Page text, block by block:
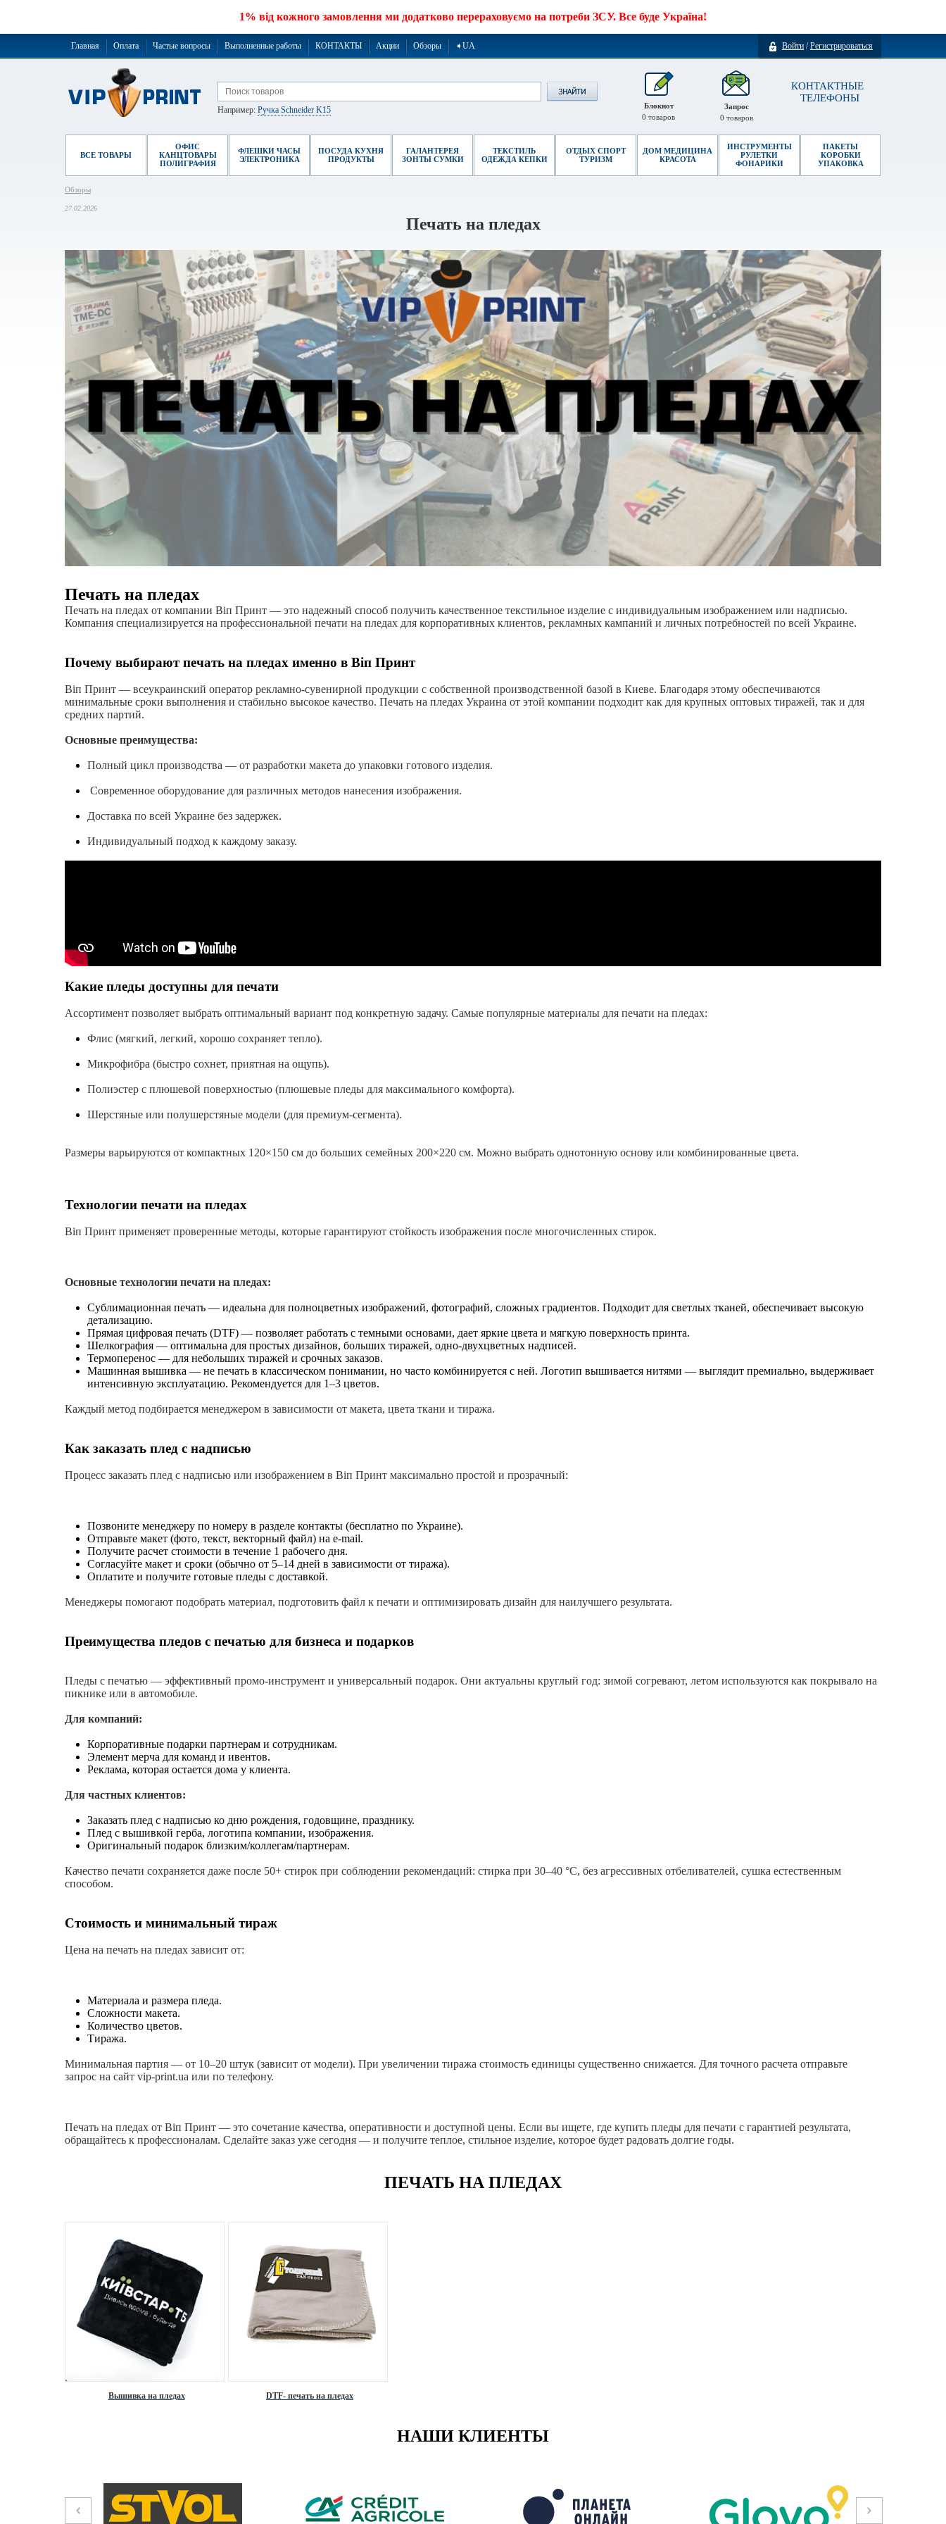
1% від кожного замовлення ми додатково перераховуємо на потреби ЗСУ. Все буде Україна!
Войти /Регистрироваться
Главная Оплата Частые вопросы Выполненные работы КОНТАКТЫ Акции Обзоры ➧UA
КОНТАКТНЫЕ
ТЕЛЕФОНЫ
Запрос
0 товаров
Например: Ручка Schneider K15
Блокнот
0 товаров
ВСЕ ТОВАРЫ
ОФИС
КАНЦТОВАРЫ
ПОЛИГРАФИЯ
ФЛЕШКИ ЧАСЫ
ЭЛЕКТРОНИКА
ПОСУДА КУХНЯ
ПРОДУКТЫ
ГАЛАНТЕРЕЯ
ЗОНТЫ СУМКИ
ТЕКСТИЛЬ
ОДЕЖДА КЕПКИ
ОТДЫХ СПОРТ
ТУРИЗМ
ДОМ МЕДИЦИНА
КРАСОТА
ИНСТРУМЕНТЫ
РУЛЕТКИ
ФОНАРИКИ
ПАКЕТЫ
КОРОБКИ
УПАКОВКА
Обзоры
27.02.2026
Печать на пледах
Печать на пледах
Печать на пледах от компании Віп Принт — это надежный способ получить качественное текстильное изделие с индивидуальным изображением или надписью.
Компания специализируется на профессиональной печати на пледах для корпоративных клиентов, рекламных кампаний и личных потребностей по всей Украине.
Почему выбирают печать на пледах именно в Віп Принт
Віп Принт — всеукраинский оператор рекламно-сувенирной продукции с собственной производственной базой в Киеве. Благодаря этому обеспечиваются
минимальные сроки выполнения и стабильно высокое качество. Печать на пледах Украина от этой компании подходит как для крупных оптовых тиражей, так и для
средних партий.
Основные преимущества:
Полный цикл производства — от разработки макета до упаковки готового изделия.
Современное оборудование для различных методов нанесения изображения.
Доставка по всей Украине без задержек.
Индивидуальный подход к каждому заказу.
Какие пледы доступны для печати
Ассортимент позволяет выбрать оптимальный вариант под конкретную задачу. Самые популярные материалы для печати на пледах:
Флис (мягкий, легкий, хорошо сохраняет тепло).
Микрофибра (быстро сохнет, приятная на ощупь).
Полиэстер с плюшевой поверхностью (плюшевые пледы для максимального комфорта).
Шерстяные или полушерстяные модели (для премиум-сегмента).
Размеры варьируются от компактных 120×150 см до больших семейных 200×220 см. Можно выбрать однотонную основу или комбинированные цвета.
Технологии печати на пледах
Віп Принт применяет проверенные методы, которые гарантируют стойкость изображения после многочисленных стирок.
Основные технологии печати на пледах:
Сублимационная печать — идеальна для полноцветных изображений, фотографий, сложных градиентов. Подходит для светлых тканей, обеспечивает высокую
детализацию.
Прямая цифровая печать (DTF) — позволяет работать с темными основами, дает яркие цвета и мягкую поверхность принта.
Шелкография — оптимальна для простых дизайнов, больших тиражей, одно-двухцветных надписей.
Термоперенос — для небольших тиражей и срочных заказов.
Машинная вышивка — не печать в классическом понимании, но часто комбинируется с ней. Логотип вышивается нитями — выглядит премиально, выдерживает
интенсивную эксплуатацию. Рекомендуется для 1–3 цветов.
Каждый метод подбирается менеджером в зависимости от макета, цвета ткани и тиража.
Как заказать плед с надписью
Процесс заказать плед с надписью или изображением в Віп Принт максимально простой и прозрачный:
Позвоните менеджеру по номеру в разделе контакты (бесплатно по Украине).
Отправьте макет (фото, текст, векторный файл) на e-mail.
Получите расчет стоимости в течение 1 рабочего дня.
Согласуйте макет и сроки (обычно от 5–14 дней в зависимости от тиража).
Оплатите и получите готовые пледы с доставкой.
Менеджеры помогают подобрать материал, подготовить файл к печати и оптимизировать дизайн для наилучшего результата.
Преимущества пледов с печатью для бизнеса и подарков
Пледы с печатью — эффективный промо-инструмент и универсальный подарок. Они актуальны круглый год: зимой согревают, летом используются как покрывало на
пикнике или в автомобиле.
Для компаний:
Корпоративные подарки партнерам и сотрудникам.
Элемент мерча для команд и ивентов.
Реклама, которая остается дома у клиента.
Для частных клиентов:
Заказать плед с надписью ко дню рождения, годовщине, празднику.
Плед с вышивкой герба, логотипа компании, изображения.
Оригинальный подарок близким/коллегам/партнерам.
Качество печати сохраняется даже после 50+ стирок при соблюдении рекомендаций: стирка при 30–40 °C, без агрессивных отбеливателей, сушка естественным
способом.
Стоимость и минимальный тираж
Цена на печать на пледах зависит от:
Материала и размера пледа.
Сложности макета.
Количество цветов.
Тиража.
Минимальная партия — от 10–20 штук (зависит от модели). При увеличении тиража стоимость единицы существенно снижается. Для точного расчета отправьте
запрос на сайт vip-print.ua или по телефону.
Печать на пледах от Віп Принт — это сочетание качества, оперативности и доступной цены. Если вы ищете, где купить пледы для печати с гарантией результата,
обращайтесь к профессионалам. Сделайте заказ уже сегодня — и получите теплое, стильное изделие, которое будет радовать долгие годы.
ПЕЧАТЬ НА ПЛЕДАХ
Вышивка на пледах DTF- печать на пледах
НАШИ КЛИЕНТЫ